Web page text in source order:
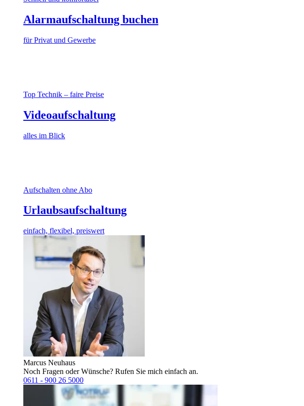
Alarmaufschaltung buchen
für Privat und Gewerbe
Top Technik – faire Preise
Videoaufschaltung
alles im Blick
Aufschalten ohne Abo
Urlaubsaufschaltung
einfach, flexibel, preiswert
Marcus Neuhaus
Noch Fragen oder Wünsche? Rufen Sie mich einfach an.
0611 - 900 26 5000